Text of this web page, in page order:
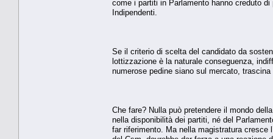
come i partiti in Parlamento hanno creduto
Indipendenti.
Se il criterio di scelta del candidato da
lottizzazione è la naturale conseguenza,
numerose pedine siano sul mercato,
Che fare? Nulla può pretendere il mondo
nella disponibilità dei partiti, né del
far riferimento. Ma nella magistratura cresce